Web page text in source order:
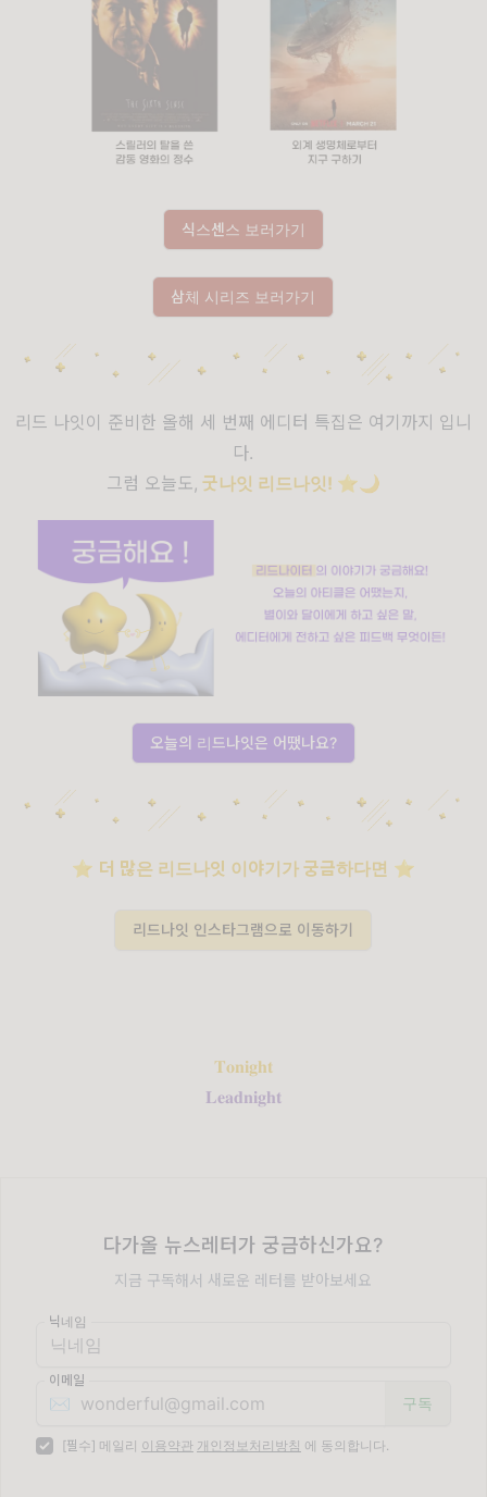
식스센스 보러가기
삼체 시리즈 보러가기
리드 나잇이 준비한 올해 세 번째 에디터 특집은 여기까지 입니
다.
그럼 오늘도, 굿나잇 리드나잇! ⭐️🌙
오늘의 리드나잇은 어땠나요?
⭐️ 더 많은 리드나잇 이야기가 궁금하다면 ⭐️
리드나잇 인스타그램으로 이동하기
𝐓𝐨𝐧𝐢𝐠𝐡𝐭
𝐋𝐞𝐚𝐝𝐧𝐢𝐠𝐡𝐭
다가올 뉴스레터가 궁금하신가요?
지금 구독해서 새로운 레터를 받아보세요
닉네임
이메일
✉️
[필수] 메일리 이용약관 개인정보처리방침 에 동의합니다.